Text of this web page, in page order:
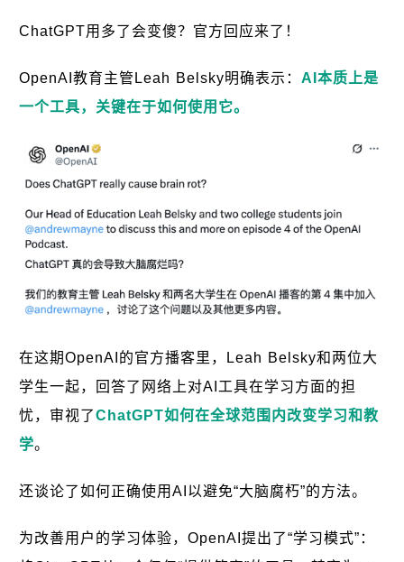
ChatGPT用多了会变傻？官方回应来了！
OpenAI教育主管Leah Belsky明确表示： AI本质上是
一个工具，关键在于如何使用它。
在这期OpenAI的官方播客里，Leah Belsky和两位大
学生一起，回答了网络上对AI工具在学习方面的担
忧，审视了ChatGPT如何在全球范围内改变学习和教
学。
还谈论了如何正确使用AI以避免“大脑腐朽”的方法。
为改善用户的学习体验，OpenAI提出了“学习模式”：